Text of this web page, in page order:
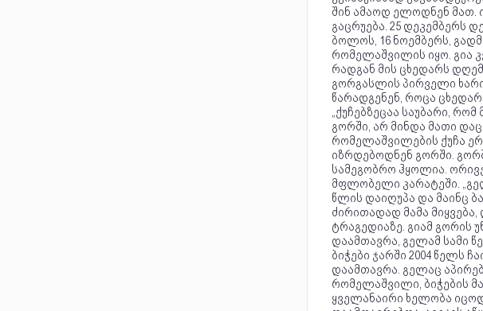
შინ ამაოდ ელოდნენ მათ.
გაცრუება. 25 დეკემბერს
ბოლოს, 16 ნოემბერს,
რომელაშვილის იყო. გია
რადგან მის ცხედარს
გორგასლის პირველი
წარადგენენ, როცა
„ქუჩებზეცაა საუბარი,
გორში, არ მინდა მათი
რომელაშვილების ქუჩა
იზრდებოდნენ გორში.
სამეგობრო ჰყოლია.
მფლობელი კარატეში.
წლის დაიღუპა და მაინც
ძირითადად მამა
ტრაგედიაზე. გიამ გორის
დაამთავრა, გელამ სამი
ბიჭები ჯარში 2004 წელს
დაამთავრა. გელაც
რომელაშვილი, ბიჭების
ყველანაირი ხელობა